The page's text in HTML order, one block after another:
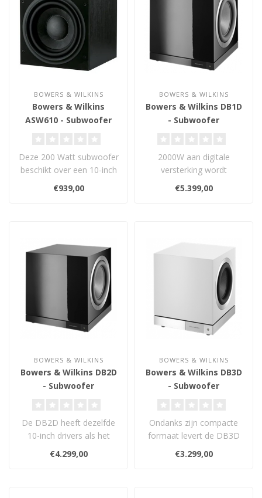
BOWERS & WILKINS
Bowers & Wilkins
ASW610 - Subwoofer
Deze 200 Watt subwoofer
beschikt over een 10-inch
paper/aramid fiber conus
en is..
€939,00
BOWERS & WILKINS
Bowers & Wilkins DB1D
- Subwoofer
2000W aan digitale
versterking wordt
gecombineerd met twee
gebalanceerde Aerofoi..
€5.399,00
BOWERS & WILKINS
Bowers & Wilkins DB2D
- Subwoofer
De DB2D heeft dezelfde
10-inch drivers als het
paradepaardje, de 800 D3
luidspre..
€4.299,00
BOWERS & WILKINS
Bowers & Wilkins DB3D
- Subwoofer
Ondanks zijn compacte
formaat levert de DB3D
een verbazingwekkend
krachtige, gec..
€3.299,00